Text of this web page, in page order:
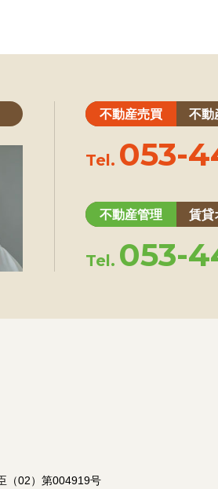
不動産売買 不動
Tel. 053-
不動産管理 賃貸
Tel. 053-
（02）第004919号